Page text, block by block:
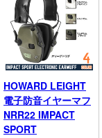
HOWARD LEIGHT
電子防音イヤーマフ
NRR22 IMPACT
SPORT